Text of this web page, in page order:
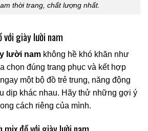
thời trang, chất lượng nhất.
với giày lười nam
lười nam không hề khó khăn như
chọn đúng trang phục và kết hợp
một bộ đồ trẻ trung, năng động
dịp khác nhau. Hãy thử những gợi ý
cách riêng của mình.